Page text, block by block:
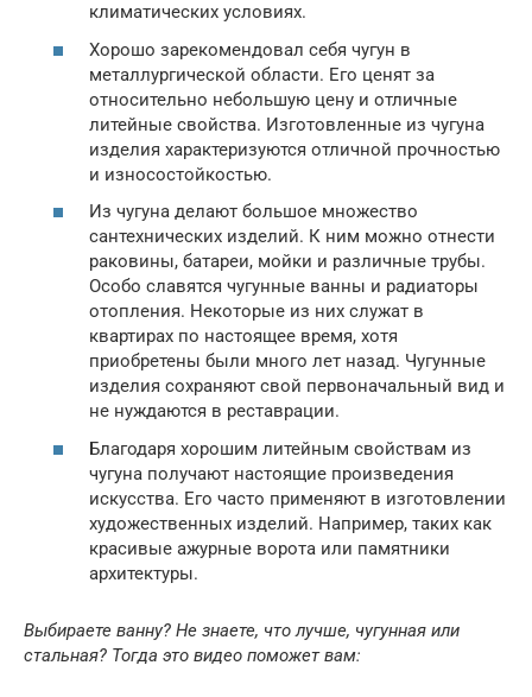
климатических условиях.
Хорошо зарекомендовал себя чугун в
металлургической области. Его ценят за
относительно небольшую цену и отличные
литейные свойства. Изготовленные из чугуна
изделия характеризуются отличной прочностью
и износостойкостью.
Из чугуна делают большое множество
сантехнических изделий. К ним можно отнести
раковины, батареи, мойки и различные трубы.
Особо славятся чугунные ванны и радиаторы
отопления. Некоторые из них служат в
квартирах по настоящее время, хотя
приобретены были много лет назад. Чугунные
изделия сохраняют свой первоначальный вид и
не нуждаются в реставрации.
Благодаря хорошим литейным свойствам из
чугуна получают настоящие произведения
искусства. Его часто применяют в изготовлении
художественных изделий. Например, таких как
красивые ажурные ворота или памятники
архитектуры.
Выбираете ванну? Не знаете, что лучше, чугунная или
стальная? Тогда это видео поможет вам: